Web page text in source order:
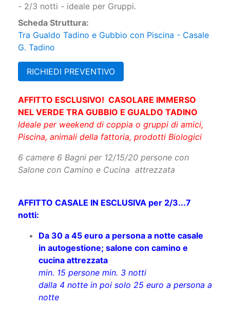
- 2/3 notti - ideale per Gruppi.
Scheda Struttura:
Tra Gualdo Tadino e Gubbio con Piscina - Casale
G. Tadino
RICHIEDI PREVENTIVO
AFFITTO ESCLUSIVO! CASOLARE IMMERSO
NEL VERDE TRA GUBBIO E GUALDO TADINO
Ideale per weekend di coppia o gruppi di amici,
Piscina, animali della fattoria, prodotti Biologici
6 camere 6 Bagni per 12/15/20 persone con
Salone con Camino e Cucina attrezzata
AFFITTO CASALE IN ESCLUSIVA per 2/3...7
notti:
Da 30 a 45 euro a persona a notte casale
in autogestione; salone con camino e
cucina attrezzata
min. 15 persone min. 3 notti
dalla 4 notte in poi solo 25 euro a persona a
notte